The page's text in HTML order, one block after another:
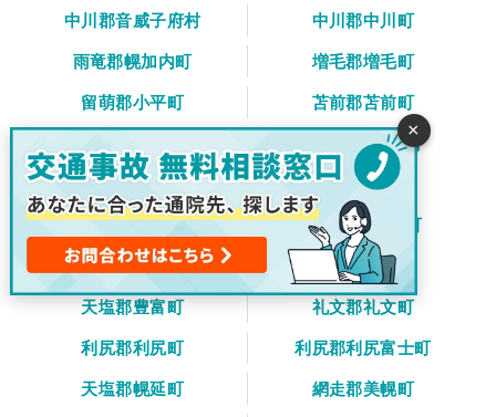
中川郡音威子府村
中川郡中川町
雨竜郡幌加内町
増毛郡増毛町
留萌郡小平町
苫前郡苫前町
苫前郡初山別村
天塩郡遠別町
天塩郡天塩町
宗谷郡猿払村
枝幸郡浜頓別町
枝幸郡中頓別町
枝幸郡枝幸町
天塩郡豊富町
礼文郡礼文町
利尻郡利尻町
利尻郡利尻富士町
天塩郡幌延町
網走郡美幌町
×